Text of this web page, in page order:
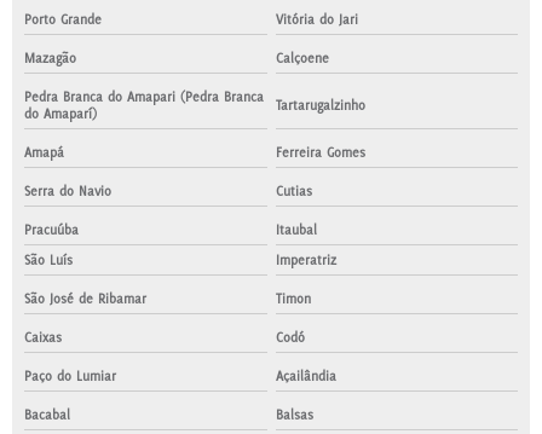
Porto Grande Vitória do Jari
Mazagão Calçoene
Pedra Branca do Amapari (Pedra Branca
do Amaparí)
Tartarugalzinho
Amapá Ferreira Gomes
Serra do Navio Cutias
Pracuúba
Itaubal
São Luís
Imperatriz
São José de Ribamar Timon
Caixas Codó
Paço do Lumiar Açailândia
Bacabal Balsas